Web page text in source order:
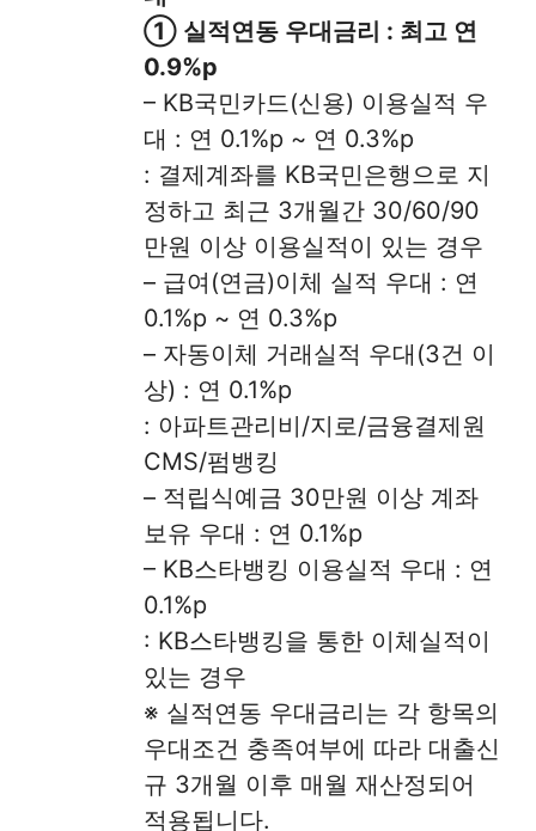
① 실적연동 우대금리 : 최고 연
0.9%p
– KB국민카드(신용) 이용실적 우
대 : 연 0.1%p ~ 연 0.3%p
: 결제계좌를 KB국민은행으로 지
정하고 최근 3개월간 30/60/90
만원 이상 이용실적이 있는 경우
– 급여(연금)이체 실적 우대 : 연
0.1%p ~ 연 0.3%p
– 자동이체 거래실적 우대(3건 이
상) : 연 0.1%p
: 아파트관리비/지로/금융결제원
CMS/펌뱅킹
– 적립식예금 30만원 이상 계좌
보유 우대 : 연 0.1%p
– KB스타뱅킹 이용실적 우대 : 연
0.1%p
: KB스타뱅킹을 통한 이체실적이
있는 경우
※ 실적연동 우대금리는 각 항목의
우대조건 충족여부에 따라 대출신
규 3개월 이후 매월 재산정되어
적용됩니다.